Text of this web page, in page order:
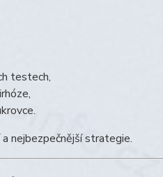
testech,
nejbezpečnější strategie.